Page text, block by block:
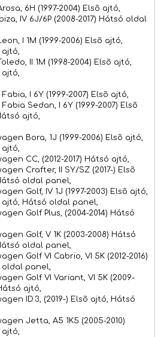
6H (1997-2004) Elsõ ajtó,
IV 6J/6P (2008-2017) Hátsó oldal
I 1M (1999-2006) Elsõ ajtó,
ajtó,
II 1M (1998-2004) Elsõ ajtó,
ajtó,
Fabia, I 6Y (1999-2007) Elsõ ajtó,
Fabia Sedan, I 6Y (1999-2007) Elsõ
ajtó,
Bora, 1J (1999-2006) Elsõ ajtó,
ajtó,
CC, (2012-2017) Hátsó ajtó,
Crafter, II SY/SZ (2017-) Elsõ
oldal panel,
Golf, IV 1J (1997-2003) Elsõ ajtó,
ajtó, Hátsó oldal panel,
Golf Plus, (2004-2014) Hátsó
Golf, V 1K (2003-2008) Hátsó
oldal panel,
Golf VI Cabrio, VI 5K (2012-2016)
oldal panel,
Golf VI Variant, VI 5K (2009-
ajtó,
ID.3, (2019-) Elsõ ajtó, Hátsó
Jetta, A5 1K5 (2005-2010)
ajtó,